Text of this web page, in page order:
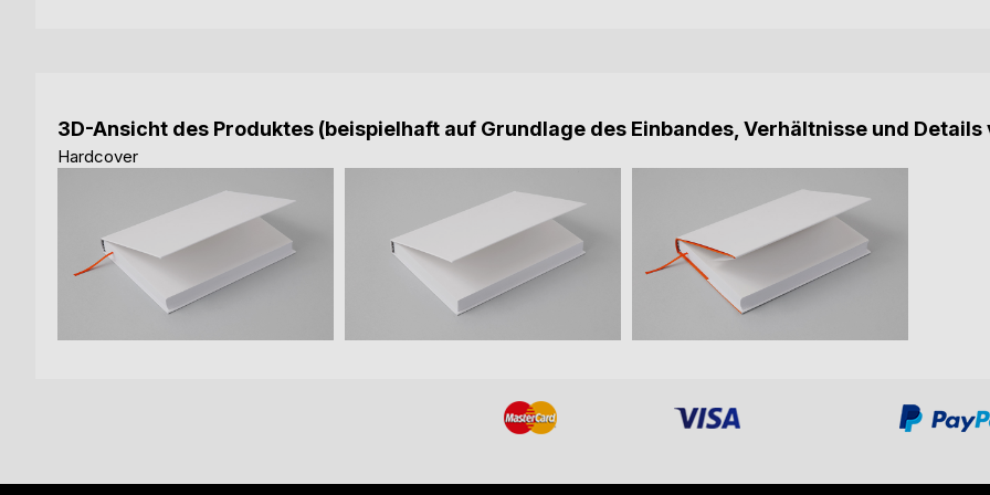
3D-Ansicht des Produktes (beispielhaft auf Grundlage des Einbandes, Verhältnisse und
Hardcover